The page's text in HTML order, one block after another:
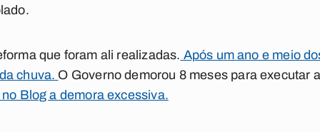
que foram ali realizadas. Após um ano e meio
chuva. O Governo demorou 8 meses para executar
Blog a demora excessiva.